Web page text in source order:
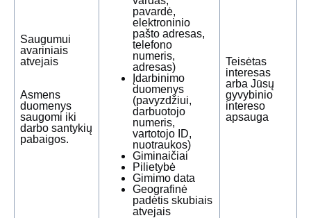
Saugumui
avariniais
atvejais
Asmens
duomenys
saugomi iki
darbo santykių
pabaigos.
pavardė,
elektroninio
pašto adresas,
telefono
numeris,
adresas)
Įdarbinimo
duomenys
(pavyzdžiui,
darbuotojo
numeris,
vartotojo ID,
nuotraukos)
Giminaičiai
Pilietybė
Gimimo data
Geografinė
padėtis skubiais
atvejais
Teisėtas
interesas
arba Jūsų
gyvybinio
intereso
apsauga